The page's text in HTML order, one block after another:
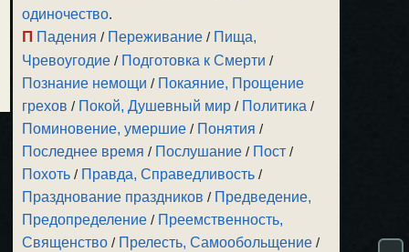
одиночество.
П Падения / Переживание / Пища,
Чревоугодие / Подготовка к Смерти /
Познание немощи / Покаяние, Прощение
грехов / Покой, Душевный мир / Политика /
Поминовение, умершие / Понятия /
Последнее время / Послушание / Пост /
Похоть / Правда, Справедливость /
Празднование праздников / Предведение,
Предопределение / Преемственность,
Священство / Прелесть, Самообольщение /